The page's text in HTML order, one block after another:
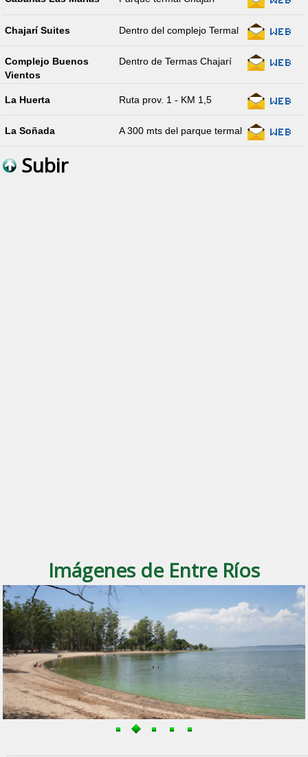
Chajarí Suites Dentro del complejo Termal
Complejo Buenos
Vientos
Dentro de Termas Chajarí
La Huerta Ruta prov. 1 - KM 1,5
La Soñada A 300 mts del parque termal
Subir
Imágenes de Entre Ríos